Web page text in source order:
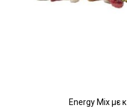
Energy Mix με